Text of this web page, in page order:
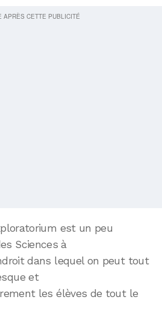
est un peu
Sciences à
dans lequel on peut tout
et
les élèves de tout le